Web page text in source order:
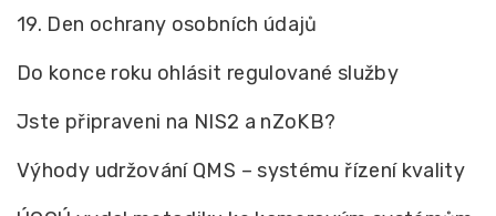
19. Den ochrany osobních údajů
Do konce roku ohlásit regulované služby
Jste připraveni na NIS2 a nZoKB?
Výhody udržování QMS – systému řízení kvality